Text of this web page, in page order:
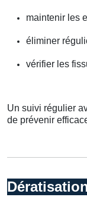
maintenir les
éliminer
vérifier les
Un suivi régulier
de prévenir